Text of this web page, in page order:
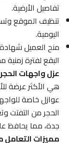
تفاصيل الأرضية.
تنظيف الموقع
اليومية.
منح العميل شهادة
البقع لفترة زمنية
عزل واجهات الحجر
هي الأكثر عرضة
عوازل خاصة
الحجر من التفتت
جدة، مما يحافظ
مميزات التعامل